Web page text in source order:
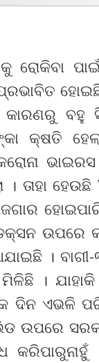
ରୋକିବା
ହୋଇଛି
ବହୁ
କ୍ଷତି
ହେଉଛି
।
।
ଏଭଳି
ଉପରେ